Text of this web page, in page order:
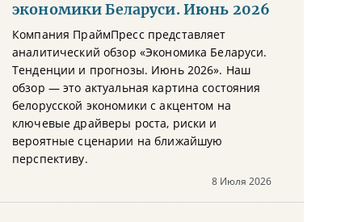
экономики Беларуси. Июнь 2026
Компания ПраймПресс представляет
аналитический обзор «Экономика Беларуси.
Тенденции и прогнозы. Июнь 2026». Наш
обзор — это актуальная картина состояния
белорусской экономики с акцентом на
ключевые драйверы роста, риски и
вероятные сценарии на ближайшую
перспективу.
8 Июля 2026